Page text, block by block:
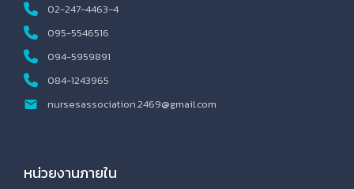
02-247-4463-4
095-5546516
094-5959891
084-1243965
nursesassociation.2469@gmail.com
หน่วยงานภายใน